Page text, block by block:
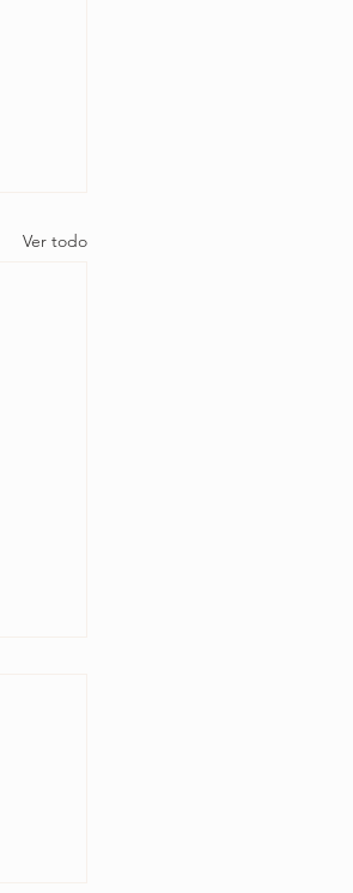
Ver todo